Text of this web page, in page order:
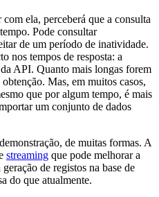
ela, perceberá que a consulta
Pode consultar
de um período de inatividade.
nos tempos de resposta: a
API. Quanto mais longas forem
obtenção. Mas, em muitos casos,
que por algum tempo, é mais
um conjunto de dados
de muitas formas. A
streaming que pode melhorar a
de registos na base de
do que atualmente.